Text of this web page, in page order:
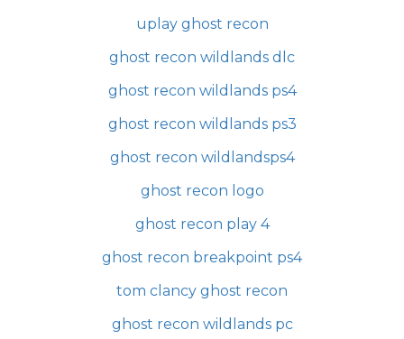
uplay ghost recon
ghost recon wildlands dlc
ghost recon wildlands ps4
ghost recon wildlands ps3
ghost recon wildlandsps4
ghost recon logo
ghost recon play 4
ghost recon breakpoint ps4
tom clancy ghost recon
ghost recon wildlands pc